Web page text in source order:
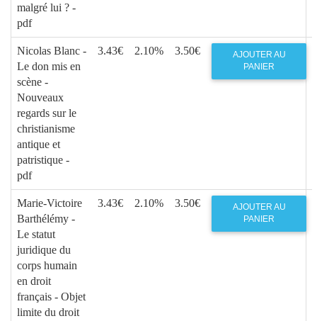
malgré lui ? -
pdf
Nicolas Blanc -
Le don mis en
scène -
Nouveaux
regards sur le
christianisme
antique et
patristique -
pdf
3.43€ 2.10% 3.50€
AJOUTER AU
PANIER
Marie-Victoire
Barthélémy -
Le statut
juridique du
corps humain
en droit
français - Objet
limite du droit
3.43€ 2.10% 3.50€
AJOUTER AU
PANIER